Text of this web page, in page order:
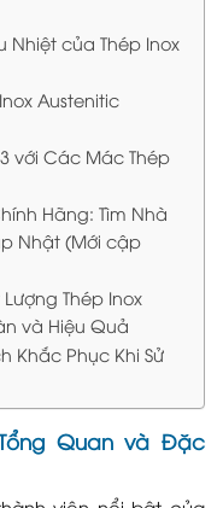
Nhiệt của Thép Inox
Austenitic
với Các Mác Thép
Hãng: Tìm Nhà
Nhật (Mới cập
Thép Inox
và Hiệu Quả
Khắc Phục Khi Sử
Quan và Đặc